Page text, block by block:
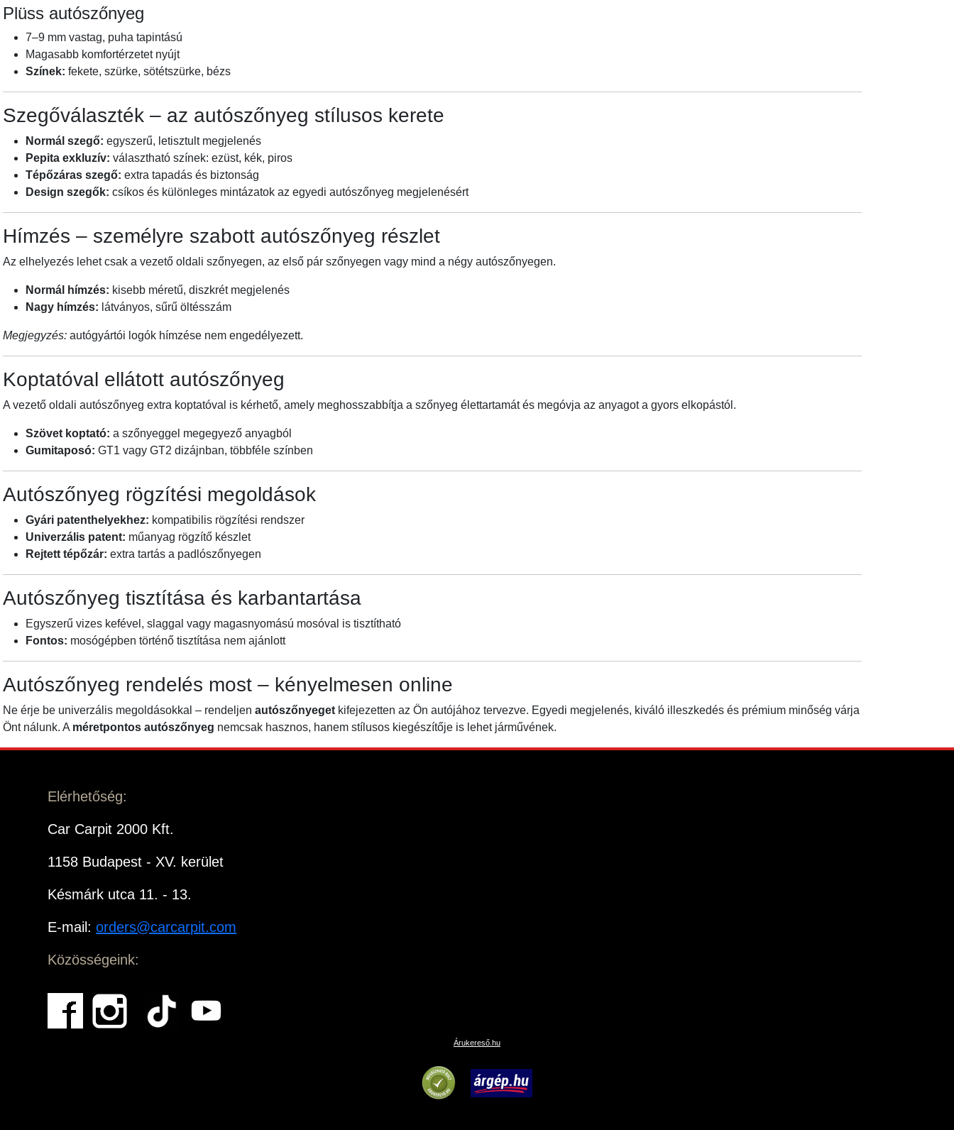
Plüss autószőnyeg
7–9 mm vastag, puha tapintású
Magasabb komfortérzetet nyújt
Színek: fekete, szürke, sötétszürke, bézs
Szegőválaszték – az autószőnyeg stílusos kerete
Normál szegő: egyszerű, letisztult megjelenés
Pepita exkluzív: választható színek: ezüst, kék, piros
Tépőzáras szegő: extra tapadás és biztonság
Design szegők: csíkos és különleges mintázatok az egyedi autószőnyeg megjelenésért
Hímzés – személyre szabott autószőnyeg részlet
Az elhelyezés lehet csak a vezető oldali szőnyegen, az első pár szőnyegen vagy mind a négy autószőnyegen.
Normál hímzés: kisebb méretű, diszkrét megjelenés
Nagy hímzés: látványos, sűrű öltésszám
Megjegyzés: autógyártói logók hímzése nem engedélyezett.
Koptatóval ellátott autószőnyeg
A vezető oldali autószőnyeg extra koptatóval is kérhető, amely meghosszabbítja a szőnyeg élettartamát és megóvja az anyagot a gyors elkopástól.
Szövet koptató: a szőnyeggel megegyező anyagból
Gumitaposó: GT1 vagy GT2 dizájnban, többféle színben
Autószőnyeg rögzítési megoldások
Gyári patenthelyekhez: kompatibilis rögzítési rendszer
Univerzális patent: műanyag rögzítő készlet
Rejtett tépőzár: extra tartás a padlószőnyegen
Autószőnyeg tisztítása és karbantartása
Egyszerű vizes kefével, slaggal vagy magasnyomású mosóval is tisztítható
Fontos: mosógépben történő tisztítása nem ajánlott
Autószőnyeg rendelés most – kényelmesen online
Ne érje be univerzális megoldásokkal – rendeljen autószőnyegetkifejezetten az Ön autójához tervezve. Egyedi megjelenés, kiváló illeszkedés és prémium minőség várja
Önt nálunk. A méretpontos autószőnyeg nemcsak hasznos, hanem stílusos kiegészítője is lehet járművének.
Elérhetőség:
Car Carpit 2000 Kft.
1158 Budapest - XV. kerület
Késmárk utca 11. - 13.
E-mail:orders@carcarpit.com
Közösségeink:
Árukereső.hu